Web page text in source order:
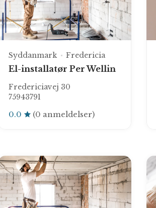
Syddanmark Fredericia
El-installatør Per Wellin
Fredericiavej 30
75943791
0.0 (0 anmeldelser)